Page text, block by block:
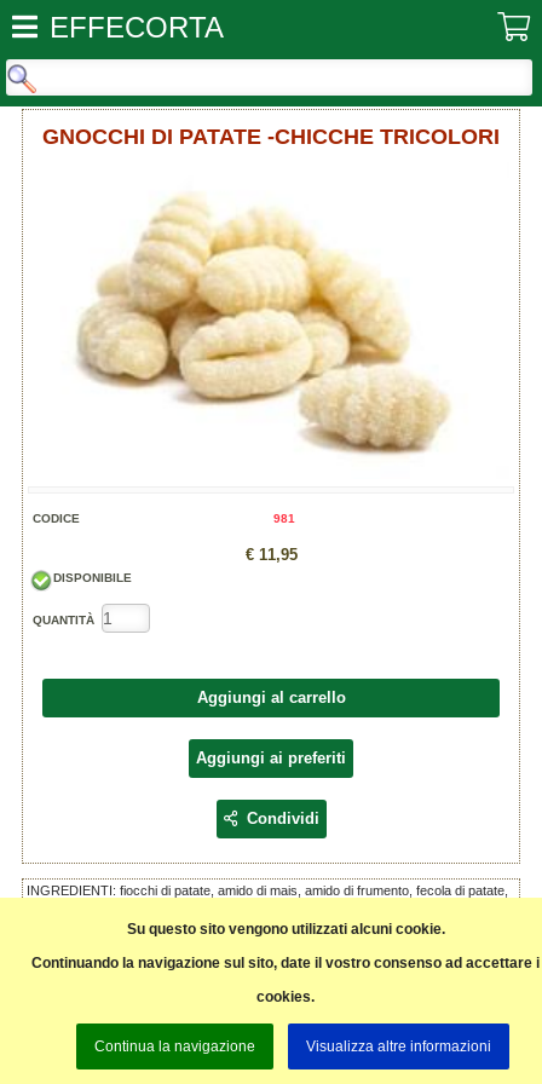
Su questo sito vengono utilizzati alcuni cookie.
Continuando la navigazione sul sito, date il vostro consenso ad accettare i
cookies.
Continua la navigazione Visualizza altre informazioni
EFFECORTA
GNOCCHI DI PATATE -CHICCHE TRICOLORI
CODICE 981
€ 11,95
DISPONIBILE
QUANTITÀ
Aggiungi al carrello
Aggiungi ai preferiti
Condividi
INGREDIENTI: fiocchi di patate, amido di mais, amido di frumento, fecola di patate,
SPECIALITA' GASTRONOMICA
Prezzo al Kg
Pagina precedente